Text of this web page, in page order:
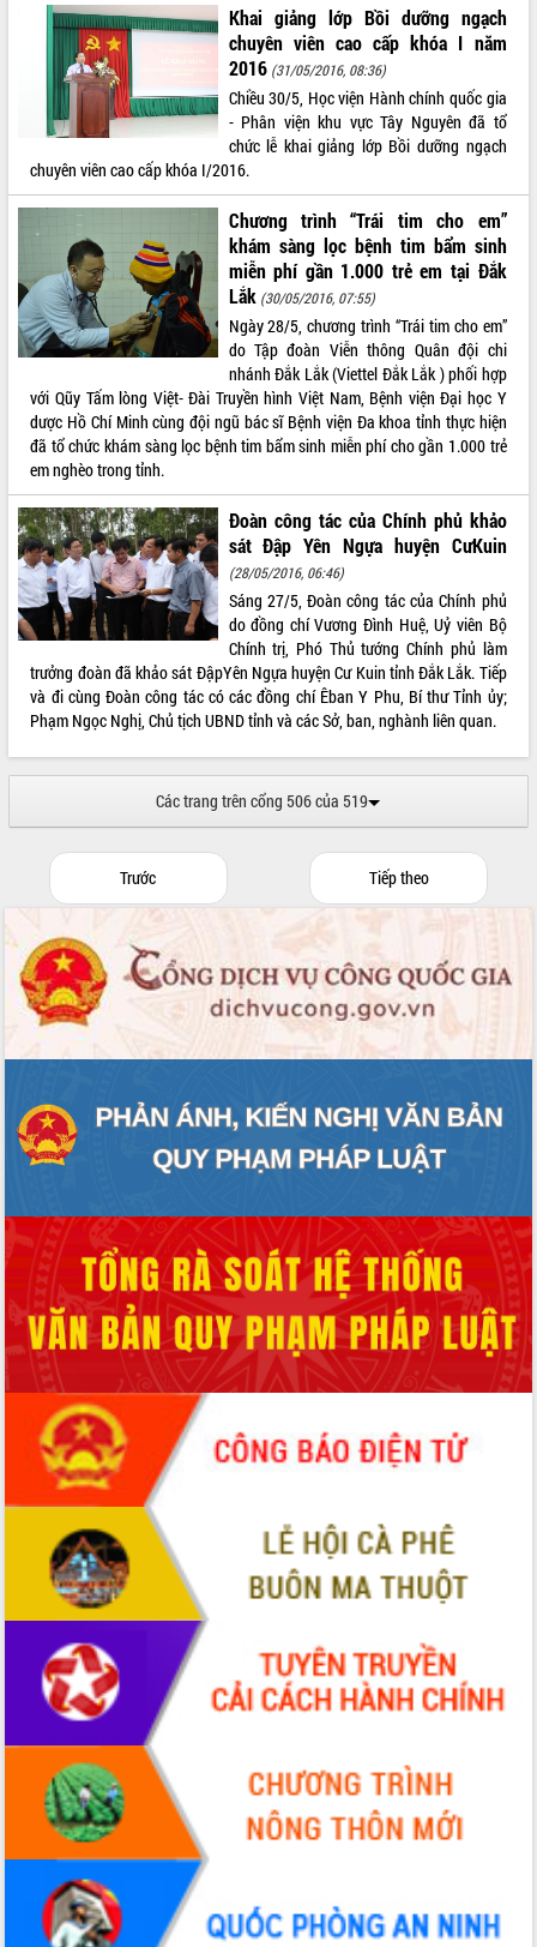
Triển khai đồng bộ đo đạc, lập hồ sơ
địa chính, hoàn thiện cơ sở dữ liệu đất
Ứng dụng sinh trắc học - Bước tiến
trong hành trình chuyển đổi số tại Đắk
Đắk Lắk nâng cao hiệu quả công tác
Đảng từ Sổ tay đảng viên điện tử
Đắk Lắk đẩy mạnh nuôi biển công
nghệ, hướng tới phát triển thủy sản
bền vững
Tập huấn nâng cao năng lực triển khai
chuyển đổi số cho cán bộ, công chức
cấp xã
Đắk Lắk phát động hưởng ứng Ngày
Quyền của người tiêu dùng Việt Nam
2026
Đẩy mạnh cải cách hành chính, quyết
tâm đạt được mục tiêu tăng trưởng
hai con số trong năm 2026
Tổ chức trang trọng Lễ hội Đền thờ
Lương Văn Chánh năm 2026
Phó Bí thư Tỉnh ủy Đắk Lắk Đỗ Hữu
Huy giữ chức Bí thư Đảng ủy Ủy Ban
Nhân dân tỉnh
Bệnh án điện tử thúc đẩy chuyển đổi
số y tế tại Đắk Lắk
Chuyển đổi số thư viện: Mở rộng
Đánh giá, rút kinh nghiệm công tác tổ
chức diễn tập trước ngày bầu cử
Chương trình “Gặp gỡ hữu nghị –
Friendship Meeting New Year 2026”
Bầu cử Quốc hội và HĐND: Cử tri Đắk
Lắk gửi gắm niềm tin, kỳ vọng vào lá
Đắk Lắk sẵn sàng các điều kiện cho
Ngày hội bầu cử đại biểu Quốc hội
khóa XVI và HĐND các cấp nhiệm kỳ
2026-2031
Đảm bảo cuộc bầu cử đại biểu Quốc
an toàn, hiệu quả, đúng quy định
Thủ tướng Chính phủ Phạm Minh Chính
kiểm tra, chỉ đạo hoàn thành các dự
Đắk Lắk
Sôi nổi Hội đua ngựa truyền thống Gò
Thì Thùng mừng Xuân Bính Ngọ 2026
Lãnh đạo tỉnh dâng hương tưởng niệm
tại Đập Đồng Cam đầu Xuân Bính Ngọ
Ngành nông nghiệp phấn đấu tăng
trưởng đạt 5,86% trong năm 2026
UBND tỉnh Đắk Lắk triển khai công tác
quốc phòng, quân sự địa phương năm
2026
Đắk Lắk tập trung toàn lực khắc phục
tồn tại IUU, sẵn sàng làm việc với
Đoàn thanh tra EC
Chủ tịch UBND tỉnh Tạ Anh Tuấn thăm,
chúc mừng các bệnh viện nhân Ngày
Thầy thuốc Việt Nam
Rộn ràng lễ hội truyền thống Sông
nước Đà Nông lần thứ I năm 2026
Kỳ họp Chuyên đề lần thứ Năm, HĐND
tỉnh Đắk Lắk thông qua các nghị quyết
quan trọng
Thống nhất danh sách giới thiệu ứng
cử đại biểu Quốc hội khoá XVI và đại
biểu HĐND tỉnh Đắk Lắk, nhiệm kỳ
2026-2031
Phát động hai phong trào thi đua quan
trọng trong kỷ nguyên mới
Hội nghị lần thứ tư Ban Chỉ đạo công
Khai giảng lớp Bồi dưỡng ngạch
chuyên viên cao cấp khóa I năm
2016 (31/05/2016, 08:36)
Chiều 30/5, Học viện Hành chính quốc gia
- Phân viện khu vực Tây Nguyên đã tổ
chức lễ khai giảng lớp Bồi dưỡng ngạch
chuyên viên cao cấp khóa I/2016.
Chương trình “Trái tim cho em”
khám sàng lọc bệnh tim bẩm sinh
miễn phí gần 1.000 trẻ em tại Đắk
Lắk (30/05/2016, 07:55)
Ngày 28/5, chương trình “Trái tim cho em”
do Tập đoàn Viễn thông Quân đội chi
nhánh Đắk Lắk (Viettel Đắk Lắk ) phối hợp
với Qũy Tấm lòng Việt- Đài Truyền hình Việt Nam, Bệnh viện Đại học Y
dược Hồ Chí Minh cùng đội ngũ bác sĩ Bệnh viện Đa khoa tỉnh thực hiện
đã tổ chức khám sàng lọc bệnh tim bẩm sinh miễn phí cho gần 1.000 trẻ
em nghèo trong tỉnh.
Đoàn công tác của Chính phủ khảo
sát Đập Yên Ngựa huyện CưKuin
(28/05/2016, 06:46)
Sáng 27/5, Đoàn công tác của Chính phủ
do đồng chí Vương Đình Huệ, Uỷ viên Bộ
Chính trị, Phó Thủ tướng Chính phủ làm
trưởng đoàn đã khảo sát ĐậpYên Ngựa huyện Cư Kuin tỉnh Đắk Lắk. Tiếp
và đi cùng Đoàn công tác có các đồng chí Êban Y Phu, Bí thư Tỉnh ủy;
Phạm Ngọc Nghị, Chủ tịch UBND tỉnh và các Sở, ban, nghành liên quan.
Các trang trên cổng 506 của 519
Trước Tiếp theo